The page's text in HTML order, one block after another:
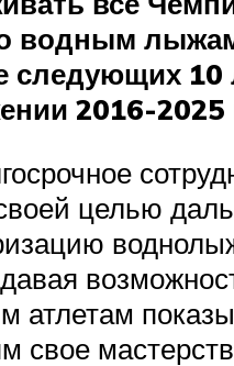
водным
следующих 10
2016-2025
целью
атлетам
свое